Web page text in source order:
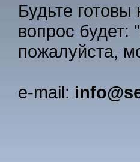
Будьте
вопрос будет:
пожалуйста,
e-mail: